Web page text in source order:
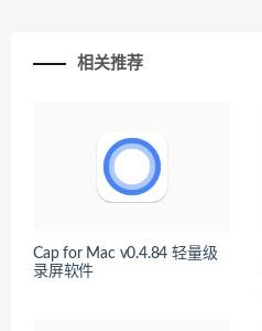
相关推荐
Cap for Mac v0.4.84 轻量级
录屏软件